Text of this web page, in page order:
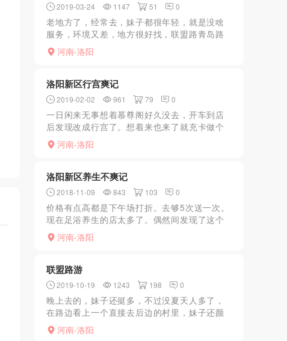
2019-03-24 1147 51 0
老地方了，经常去，妹子都很年轻，就是没啥
服务，环境又差，地方很好找，联盟路青岛路
楼向西200米路南，晚上天黑就有人。说实话，
洛阳目前还有发廊的，除了符家屯就是这里，
河南-洛阳
洛阳新区行宫爽记
2019-02-02 961 79 0
一日闲来无事想着慕尊阁好久没去，开车到店
后发现改成行宫了。想着来也来了就充卡做个
项目，红粉，不办卡价格偏贵。项目是陪洗全
身manyoukb。不过妹子是真心好看，大部分
河南-洛阳
洛阳新区养生不爽记
2018-11-09 843 103 0
价格有点高都是下午场打折。去够5次送一次。
现在足浴养生的店太多了。偶然间发现了这个
地方就跑去验证了。结果发现不爽。里面固定
的技师有3个。兼职不固定。固定的这3个个有
河南-洛阳
联盟路游
2019-10-19 1243 198 0
晚上去的，妹子还挺多，不过没夏天人多了，
在路边看上一个直接去后边的村里，妹子还颜
值还行，正常套路吧，值得一去。
河南-洛阳